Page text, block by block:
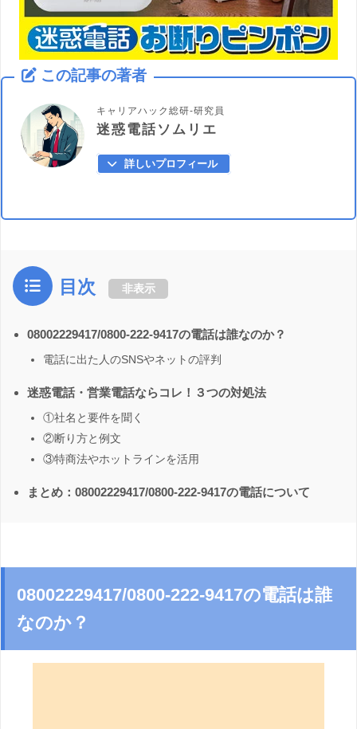
この記事の著者
キャリアハック総研-研究員
迷惑電話ソムリエ
詳しいプロフィール
目次 非表示
08002229417/0800-222-9417の電話は誰なのか？
電話に出た人のSNSやネットの評判
迷惑電話・営業電話ならコレ！３つの対処法
①社名と要件を聞く
②断り方と例文
③特商法やホットラインを活用
まとめ：08002229417/0800-222-9417の電話について
08002229417/0800-222-9417の電話は誰
なのか？